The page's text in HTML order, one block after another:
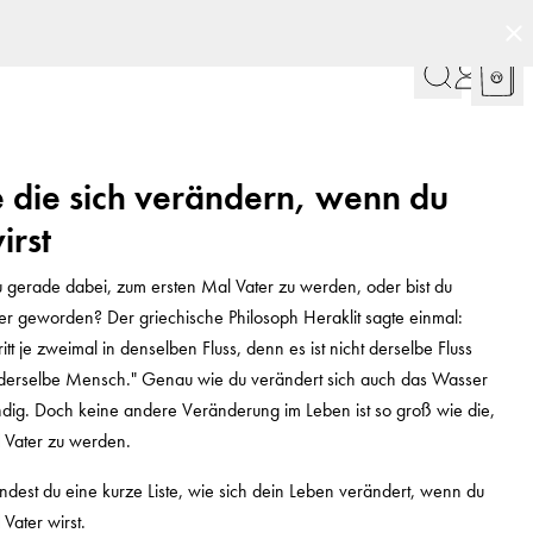
die sich verändern, wenn du
gerade dabei, zum ersten Mal Vater zu werden, oder bist du
geworden? Der griechische Philosoph Heraklit sagte einmal:
je zweimal in denselben Fluss, denn es ist nicht derselbe Fluss
Mensch." Genau wie du verändert sich auch das Wasser
Doch keine andere Veränderung im Leben ist so groß wie die,
zu werden.
du eine kurze Liste, wie sich dein Leben verändert, wenn du
wirst.